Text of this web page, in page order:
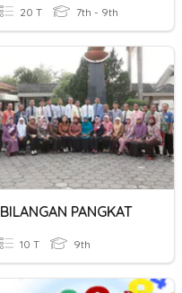
20 T 7th - 9th
BILANGAN PANGKAT
10 T 9th